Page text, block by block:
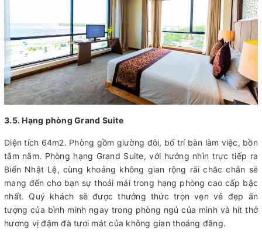
3.5. Hạng phòng Grand Suite
Diện tích 64m2. Phòng gồm giường đôi, bố trí bàn làm việc, bồn
tắm nằm. Phòng hạng Grand Suite, với hướng nhìn trực tiếp ra
Biển Nhật Lệ, cùng khoảng không gian rộng rãi chăc chắn sẽ
mang đến cho bạn sự thoải mái trong hạng phòng cao cấp bậc
nhất. Quý khách sẽ được thưởng thức trọn vẹn vẻ đẹp ấn
tượng của bình minh ngay trong phòng ngủ của mình và hít thở
hương vị đậm đà tươi mát của không gian thoáng đãng.